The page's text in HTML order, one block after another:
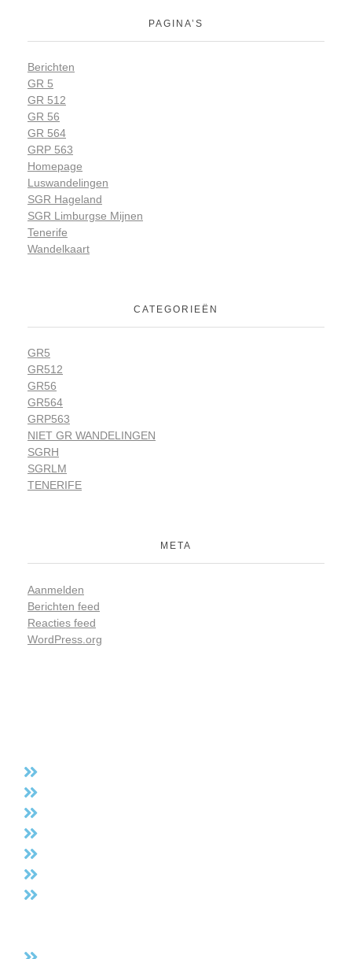
PAGINA’S
Berichten
GR 5
GR 512
GR 56
GR 564
GRP 563
Homepage
Luswandelingen
SGR Hageland
SGR Limburgse Mijnen
Tenerife
Wandelkaart
CATEGORIEËN
GR5
GR512
GR56
GR564
GRP563
NIET GR WANDELINGEN
SGRH
SGRLM
TENERIFE
META
Aanmelden
Berichten feed
Reacties feed
WordPress.org